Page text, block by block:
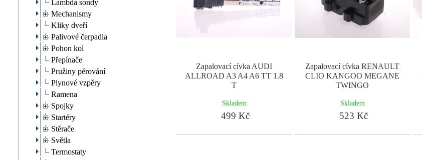
Lambda sondy
Mechanismy
Kliky dveří
Palivové čerpadla
Pohon kol
Přepínače
Pružiny pérování
Plynové vzpěry
Ramena
Spojky
Startéry
Stěrače
Světla
Termostaty
Zapalovací cívka AUDI
ALLROAD A3 A4 A6 TT 1.8
T
Skladem
499 Kč
Zapalovací cívka RENAULT
CLIO KANGOO MEGANE
TWINGO
Skladem
523 Kč